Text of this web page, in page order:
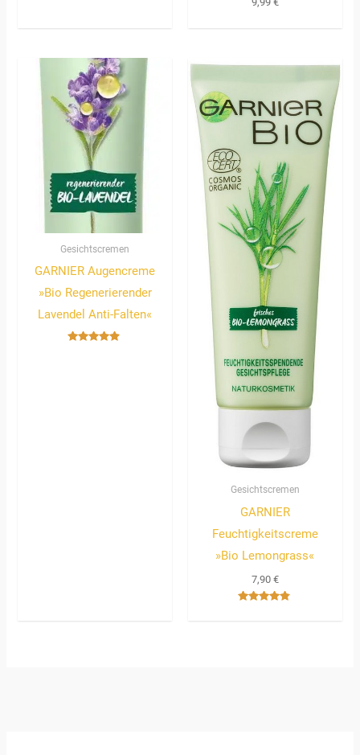
Gesichtscremen
GARNIER Augencreme
»Bio Regenerierender
Lavendel Anti-Falten«
Gesichtscremen
GARNIER
Feuchtigkeitscreme
»Bio Lemongrass«
7,90 €